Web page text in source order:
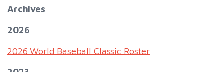
Archives
2026
2026 World Baseball Classic Roster